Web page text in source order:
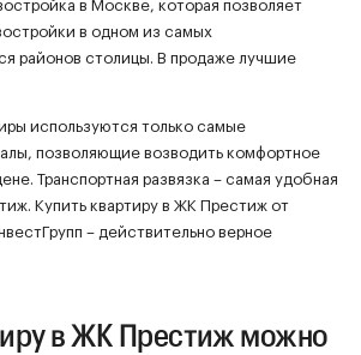
в Москве, которая позволяет
в одном из самых
районов столицы. В продаже лучшие
используются только самые
позволяющие возводить комфортное
Транспортная развязка – самая удобная
Купить квартиру в ЖК Престиж от
– действительно верное
в ЖК Престиж можно